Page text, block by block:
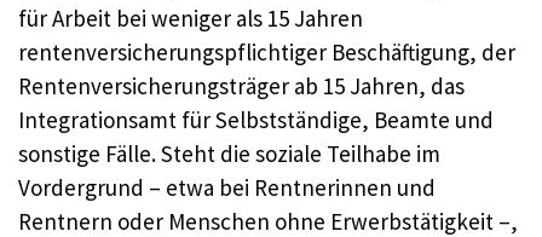
für Arbeit bei weniger als 15 Jahren
rentenversicherungspflichtiger Beschäftigung, der
Rentenversicherungsträger ab 15 Jahren, das
Integrationsamt für Selbstständige, Beamte und
sonstige Fälle. Steht die soziale Teilhabe im
Vordergrund – etwa bei Rentnerinnen und
Rentnern oder Menschen ohne Erwerbstätigkeit –,